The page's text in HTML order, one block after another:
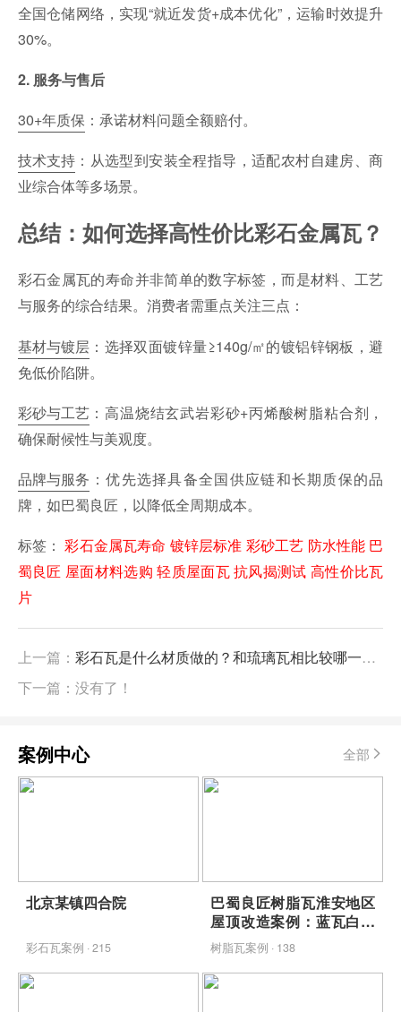
全国仓储网络，实现“就近发货+成本优化”，运输时效提升
30%。
2. 服务与售后
30+年质保 ：承诺材料问题全额赔付。
技术支持：从选型到安装全程指导，适配农村自建房、商
业综合体等多场景。
总结：如何选择高性价比彩石金属瓦？
彩石金属瓦的寿命并非简单的数字标签，而是材料、工艺
与服务的综合结果。消费者需重点关注三点：
基材与镀层：选择双面镀锌量≥140g/㎡的镀铝锌钢板，避
免低价陷阱。
彩砂与工艺：高温烧结玄武岩彩砂+丙烯酸树脂粘合剂，
确保耐候性与美观度。
品牌与服务 ：优先选择具备全国供应链和长期质保的品
牌，如巴蜀良匠，以降低全周期成本。
标签：彩石金属瓦寿命 镀锌层标准 彩砂工艺 防水性能 巴
蜀良匠 屋面材料选购 轻质屋面瓦抗风揭测试 高性价比瓦
片
上一篇： 彩石瓦是什么材质做的？和琉璃瓦相比较哪一个耐用？
下一篇：没有了！
案例中心 全部
北京某镇四合院
彩石瓦案例 · 215
巴蜀良匠树脂瓦淮安地区
屋顶改造案例：蓝瓦白墙
映青山，包工包料省心焕
新
树脂瓦案例 · 138